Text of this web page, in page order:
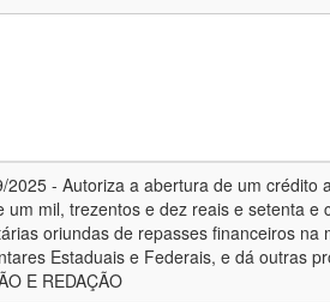
- Autoriza a abertura de um crédito
mil, trezentos e dez reais e setenta e
oriundas de repasses financeiros na
Estaduais e Federais, e dá outras
E REDAÇÃO